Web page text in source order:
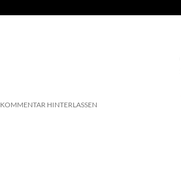
KOMMENTAR HINTERLASSEN